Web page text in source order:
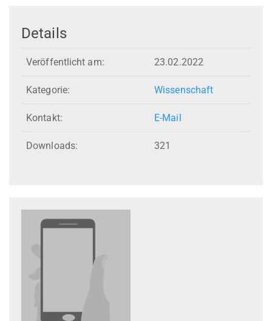
Details
Veröffentlicht am: 23.02.2022
Kategorie: Wissenschaft
Kontakt: E-Mail
Downloads: 321